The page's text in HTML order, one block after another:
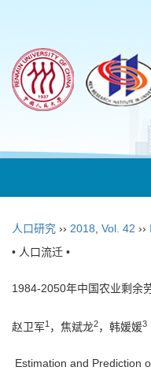
人口研究 ›› 2018 Vol. 42 ››
• 人口流迁 •
1984-2050年中国农业剩余
赵卫军1 ，焦斌龙2，韩媛媛3
Estimation and Prediction